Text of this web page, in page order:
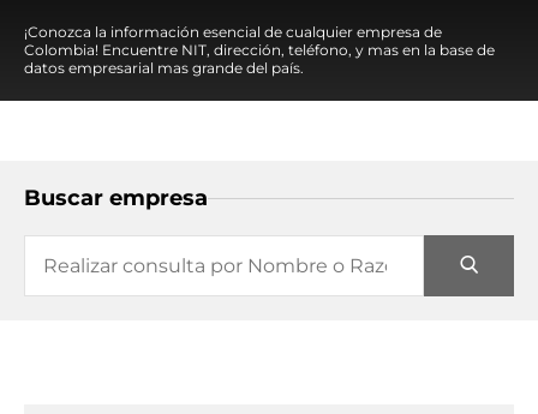
¡Conozca la información esencial de cualquier empresa de
Colombia! Encuentre NIT, dirección, teléfono, y mas en la base de
datos empresarial mas grande del país.
Buscar empresa